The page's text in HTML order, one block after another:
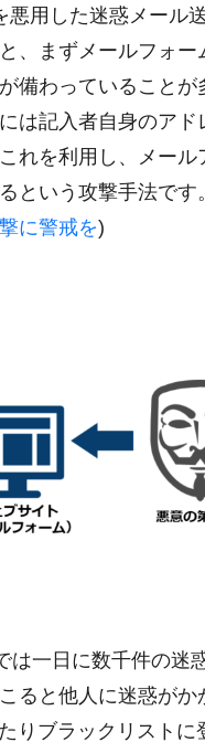
用した迷惑メール
、まずメールフォー
備わっていることが
は記入者自身のア
れを利用し、メー
という攻撃手法です
に警戒を)
は一日に数千件の迷
ると他人に迷惑がか
りブラックリストに